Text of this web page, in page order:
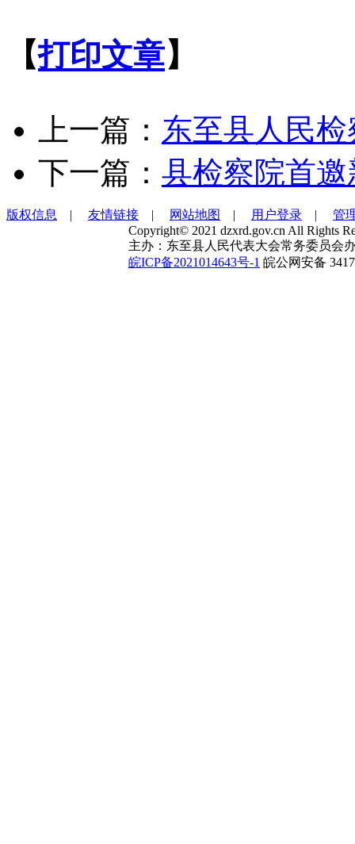
【打印文章】
上一篇： 东至县人民
下一篇： 县检察院首
版权信息 | 友情链接 | 网站地图 | 用户登录 | 管
Copyright© 2021 dzxrd.gov.cn All Rights
主办：东至县人民代表大会常务委员会
皖ICP备2021014643号-1 皖公网安备